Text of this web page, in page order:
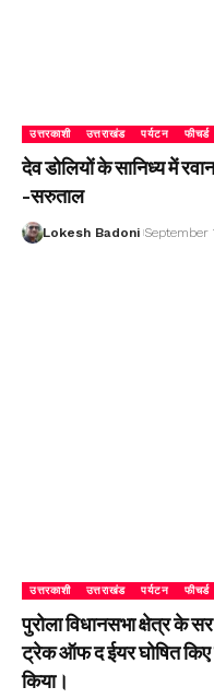
उत्तरकाशी उत्तराखंड पर्यटन फीचर्ड
देव डोलियों के सानिध्य में
-सरुताल
Lokesh Badoni September
उत्तरकाशी उत्तराखंड पर्यटन फीचर्ड
पुरोला विधानसभा क्षेत्र के
ट्रेक ऑफ द ईयर घोषित किए
किया।